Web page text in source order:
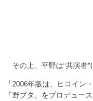
その上、平野は“共演者”
「2006年版は、ヒロイン
『野ブタ。をプロデュー